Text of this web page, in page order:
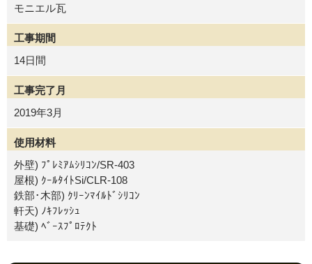
モニエル瓦
工事期間
14日間
工事完了月
2019年3月
使用材料
外壁) ﾌﾟﾚﾐｱﾑｼﾘｺﾝ/SR-403
屋根) ｸｰﾙﾀｲﾄSi/CLR-108
鉄部･木部) ｸﾘｰﾝﾏｲﾙﾄﾞｼﾘｺﾝ
軒天) ﾉｷﾌﾚｯｼｭ
基礎) ﾍﾞｰｽﾌﾟﾛﾃｸﾄ